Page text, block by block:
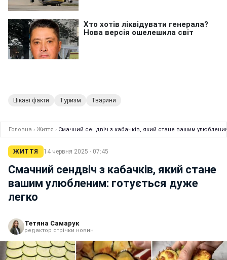
Цікаві факти Туризм Тварини
Головна › Життя › Смачний сендвіч з кабачків, який стане вашим
ЖИТТЯ 14 червня 2025 · 07:45
Смачний сендвіч з кабачків, який стане
вашим улюбленим: готується дуже
легко
Тетяна Самарук
редактор стрічки новин